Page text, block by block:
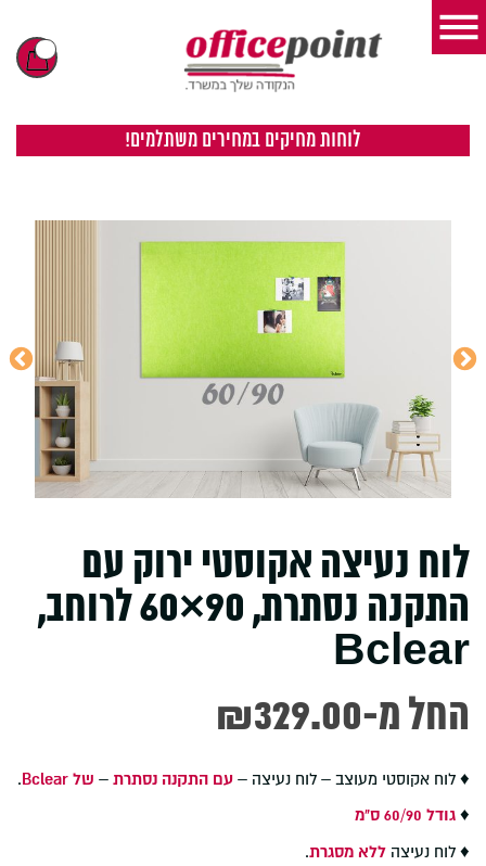
לוחות מחיקים במחירים משתלמים!
לוח נעיצה אקוסטי ירוק עם
התקנה נסתרת, 90×60 לרוחב,
Bclear
₪329.00 -החל מ
♦ לוח אקוסטי מעוצב – לוח נעיצה – עם התקנה נסתרת – של Bclear
.
♦ גודל 60/90 ס"מ
♦ לוח נעיצה ללא מסגרת.